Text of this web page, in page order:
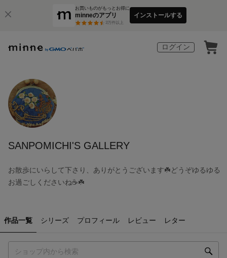
お買いものがもっとお得に
minneのアプリ
3万件以上
インストールする
ログイン
SANPOMICHI'S GALLERY
お散歩にいらして下さり、ありがとうございます☘️どうぞゆるゆる
お過ごしくださいね☕☘️
作品一覧 シリーズ プロフィール レビュー レター